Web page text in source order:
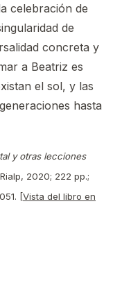
celebración de
de
concreta y
a Beatriz es
el sol, y las
hasta
y otras lecciones
2020; 222 pp.;
[Vista del libro en